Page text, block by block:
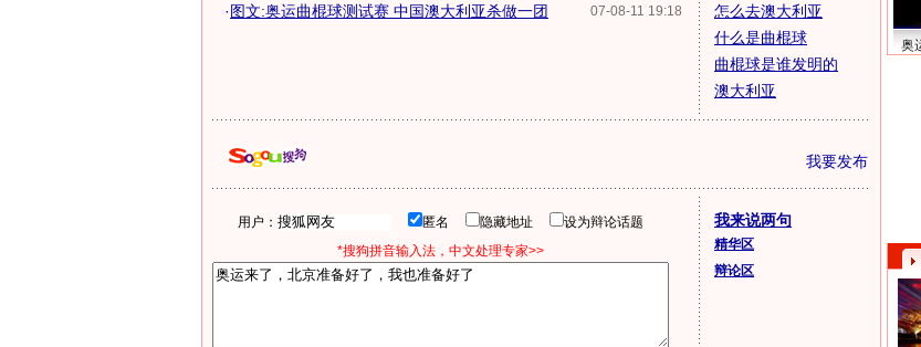
07-08-11 19:18
·图文:奥运曲棍球测试赛 中国澳大利亚杀做一团
怎么去澳大利亚
什么是曲棍球
曲棍球是谁发明的
澳大利亚
我要发布
用户： 匿名 隐藏地址
设为辩论话题
*搜狗拼音输入法，中文处理专家>>
我来说两句
精华区
辩论区
奥